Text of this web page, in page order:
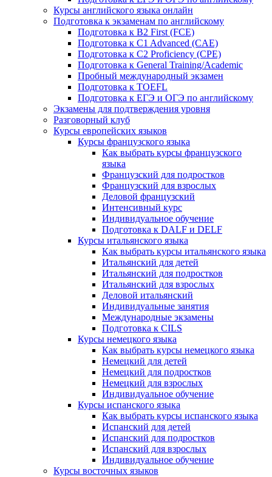
Курсы английского языка онлайн
Подготовка к экзаменам по английскому
Подготовка к B2 First (FCE)
Подготовка к C1 Advanced (CAE)
Подготовка к C2 Proficiency (CPE)
Подготовка к General Training/Academic
Пробный международный экзамен
Подготовка к TOEFL
Подготовка к ЕГЭ и ОГЭ по английскому
Экзамены для подтверждения уровня
Разговорный клуб
Курсы европейских языков
Курсы французского языка
Как выбрать курсы французского
языка
Французский для подростков
Французский для взрослых
Деловой французский
Интенсивный курс
Индивидуальное обучение
Подготовка к DALF и DELF
Курсы итальянского языка
Как выбрать курсы итальянского языка
Итальянский для детей
Итальянский для подростков
Итальянский для взрослых
Деловой итальянский
Индивидуальные занятия
Международные экзамены
Подготовка к CILS
Курсы немецкого языка
Как выбрать курсы немецкого языка
Немецкий для детей
Немецкий для подростков
Немецкий для взрослых
Индивидуальное обучение
Курсы испанского языка
Как выбрать курсы испанского языка
Испанский для детей
Испанский для подростков
Испанский для взрослых
Индивидуальное обучение
Курсы восточных языков